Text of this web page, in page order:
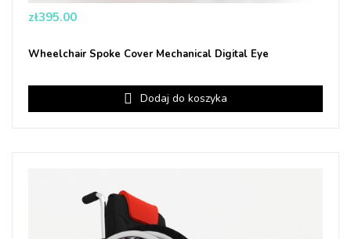
Price
zł395.00
Wheelchair Spoke Cover Mechanical Digital Eye
Dodaj do koszyka